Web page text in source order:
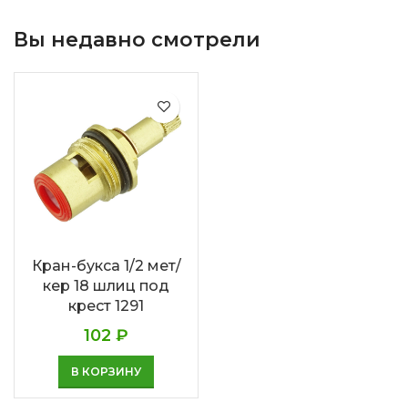
Вы недавно смотрели
Кран-букса 1/2 мет/
кер 18 шлиц под
крест 1291
102 ₽
В КОРЗИНУ